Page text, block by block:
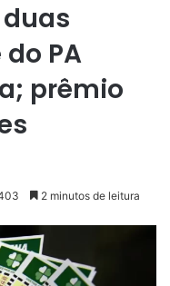
duas
PA
prêmio
2 minutos de leitura